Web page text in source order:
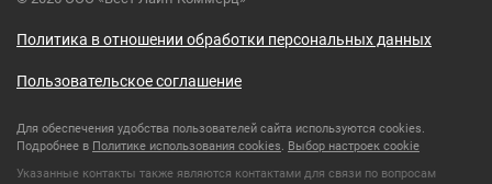
Политика в отношении обработки персональных данных
Пользовательское соглашение
Для обеспечения удобства пользователей сайта используются cookies.
Подробнее в Политике использования cookies. Выбор настроек cookie
Указанные контакты также являются контактами для связи по вопросам